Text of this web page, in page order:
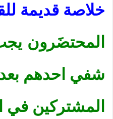
خلاصة قديمة
المحتضَرون يجب
شفي احدهم
المشتركين في